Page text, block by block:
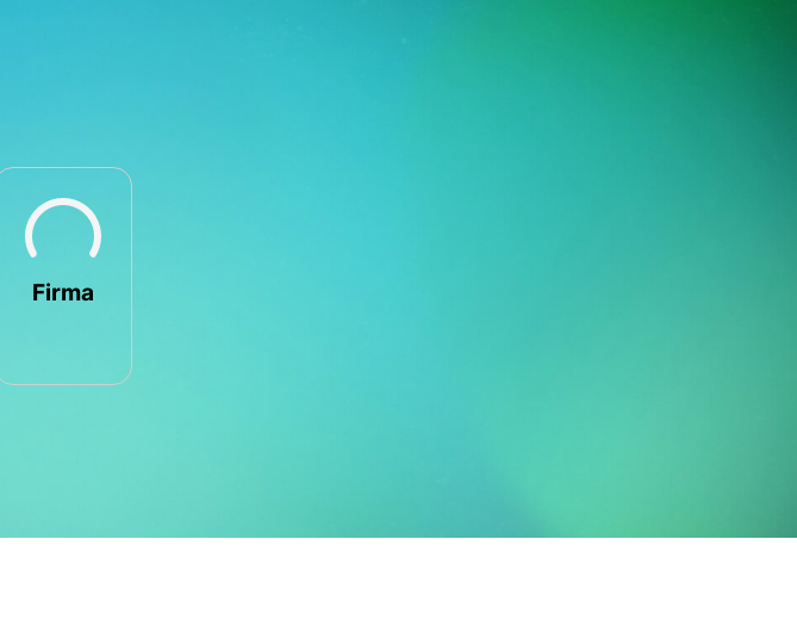
Firma
Jiná